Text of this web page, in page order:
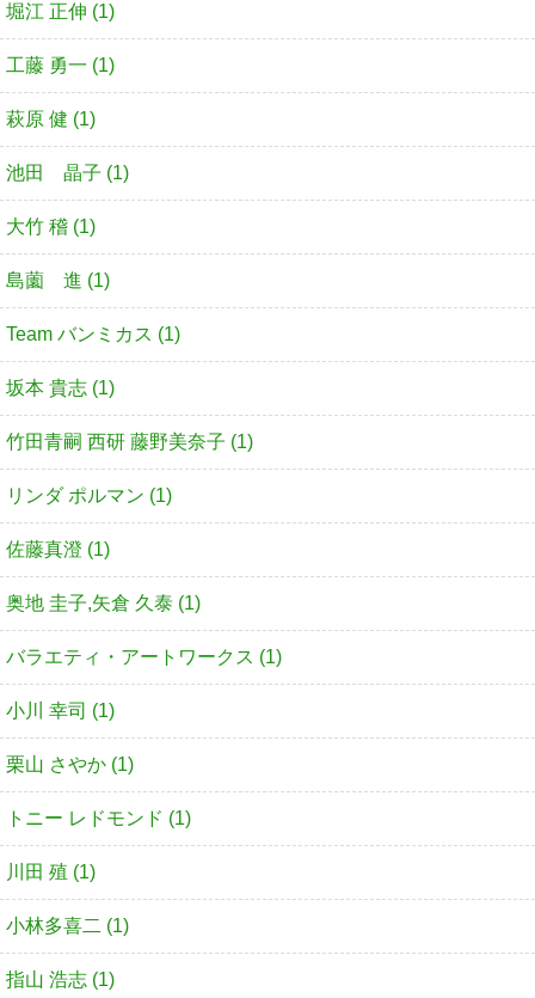
堀江 正伸 (1)
工藤 勇一 (1)
萩原 健 (1)
池田 晶子 (1)
大竹 稽 (1)
島薗 進 (1)
Team バンミカス (1)
坂本 貴志 (1)
竹田青嗣 西研 藤野美奈子 (1)
リンダ ポルマン (1)
佐藤真澄 (1)
奥地 圭子,矢倉 久泰 (1)
バラエティ・アートワークス (1)
小川 幸司 (1)
栗山 さやか (1)
トニー レドモンド (1)
川田 殖 (1)
小林多喜二 (1)
指山 浩志 (1)